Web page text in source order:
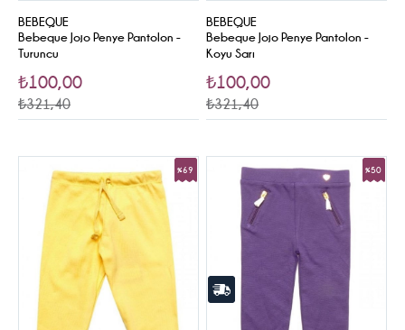
BEBEQUE
Bebeque Jojo Penye Pantolon -
Turuncu
₺100,00
₺321,40
BEBEQUE
Bebeque Jojo Penye Pantolon -
Koyu Sarı
₺100,00
₺321,40
%69 %50